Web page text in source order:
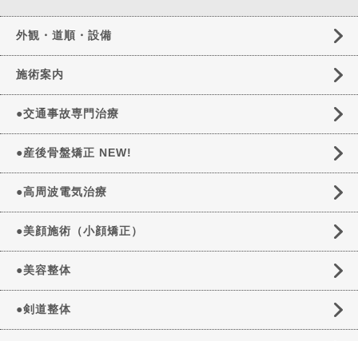
外観・道順・設備
施術案内
●交通事故専門治療
●産後骨盤矯正 NEW!
●高周波電気治療
●美顔施術（小顔矯正）
●美容整体
●剣道整体